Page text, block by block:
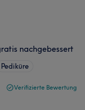
nachgebessert
Pediküre
Verifizierte Bewertung